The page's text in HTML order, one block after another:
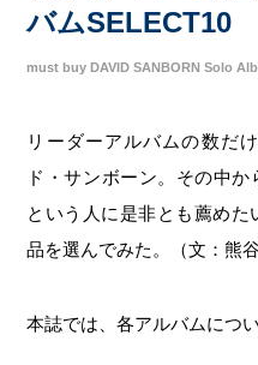
バムSELECT10
must buy DAVID SANBORN Solo
リーダーアルバムの数だ
ド・サンボーン。その中
という人に是非とも薦め
品を選んでみた。（文：熊谷
本誌では、各アルバムにつ